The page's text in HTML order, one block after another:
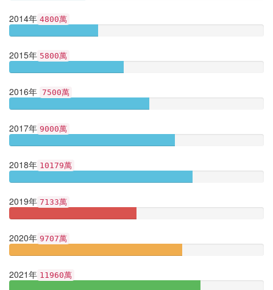
2014年 4800萬
2015年 5800萬
2016年 7500萬
2017年 9000萬
2018年 10179萬
2019年 7133萬
2020年 9707萬
2021年 11960萬